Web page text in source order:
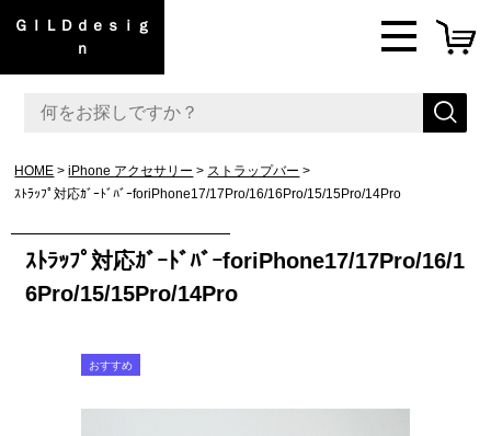
ＧＩＬＤｄｅｓｉｇ
ｎ
HOME iPhone アクセサリー
ストラップバー
ｽﾄﾗｯﾌﾟ対応ｶﾞｰﾄﾞﾊﾞｰforiPhone17/17Pro/16/16Pro/15/15Pro/14Pro
ｽﾄﾗｯﾌﾟ対応ｶﾞｰﾄﾞﾊﾞｰforiPhone17/17Pro/16/1
6Pro/15/15Pro/14Pro